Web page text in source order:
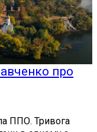
про
ППО. Тривога